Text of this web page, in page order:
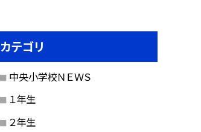
カテゴリ
中央小学校ＮＥＷＳ
１年生
２年生